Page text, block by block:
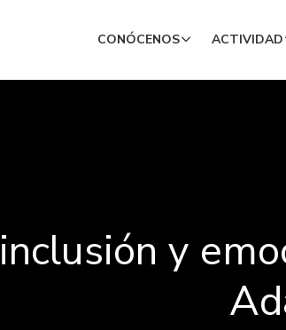
CONÓCENOS ACTIVIDAD
y